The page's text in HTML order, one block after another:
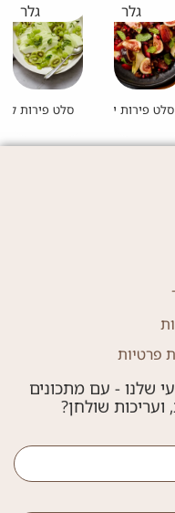
גלר
סלט פירות ישראלי
גלר
סלט פירות
פרטיות
שלנו - עם מתכונים
שולחן?